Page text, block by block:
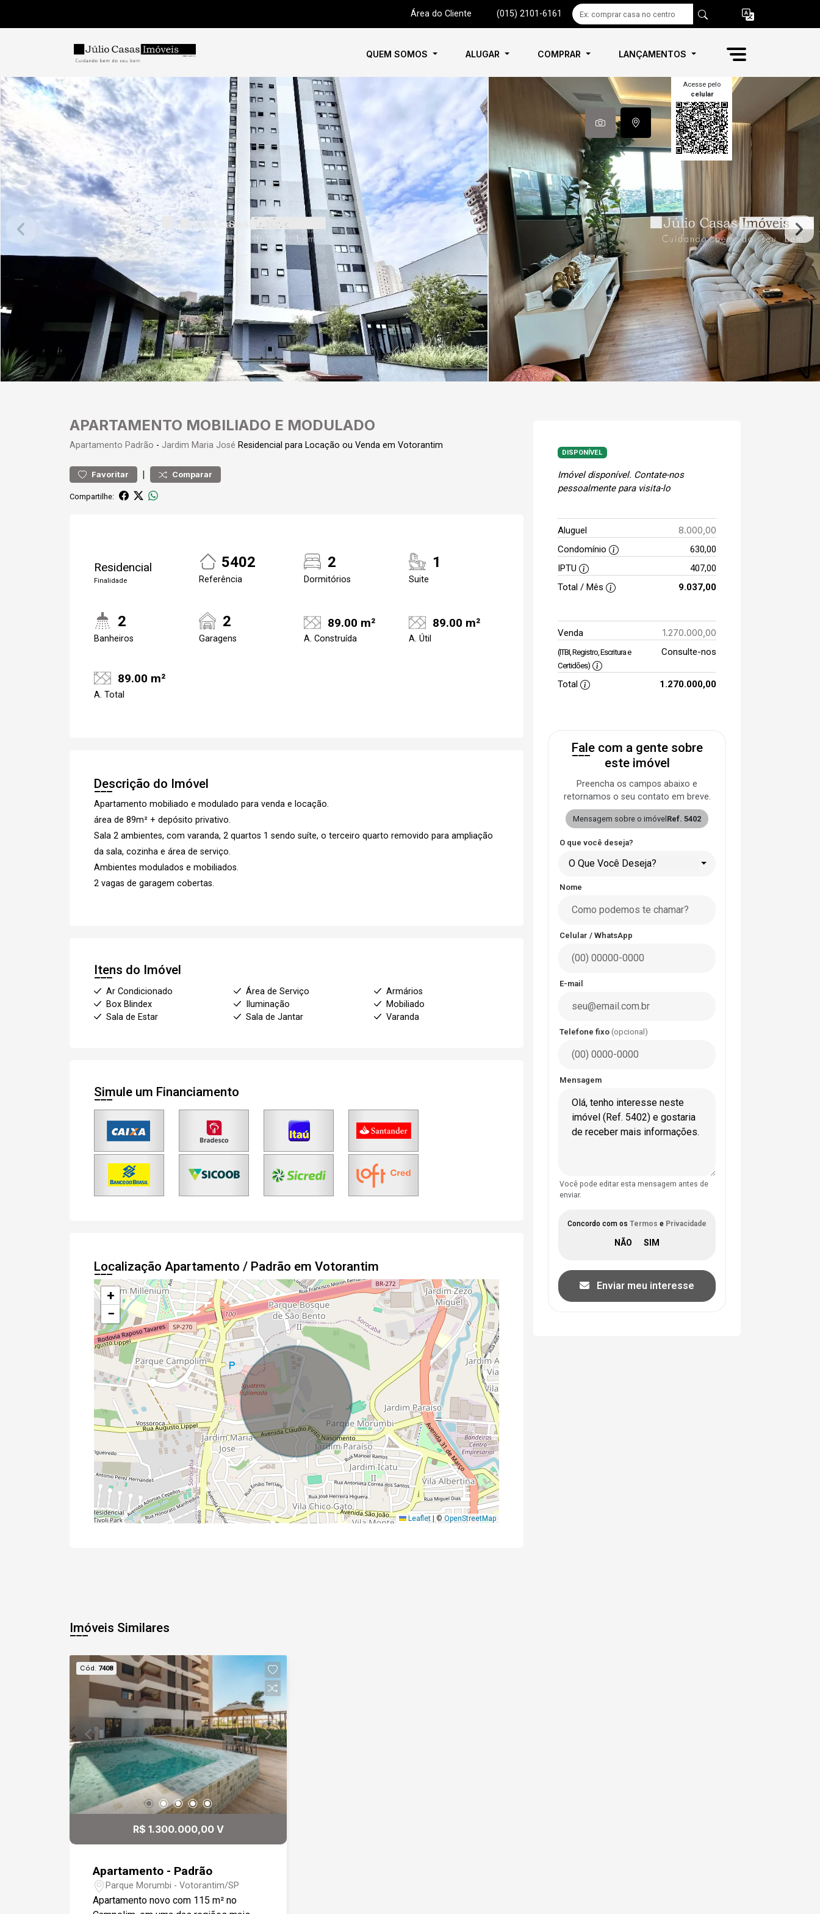
Área do Cliente (015) 2101-6161
QUEM SOMOS ALUGAR COMPRAR LANÇAMENTOS
Acesse pelo
celular
APARTAMENTO MOBILIADO E MODULADO
Apartamento Padrão - Jardim Maria José Residencial para Locação ou Venda em Votorantim
Favoritar | Comparar
Compartilhe:
Residencial
Finalidade
5402
Referência
2
Dormitórios
1
Suite
2
Banheiros
2
Garagens
89.00 m²
A. Construída
89.00 m²
A. Útil
89.00 m²
A. Total
Descrição do Imóvel
Apartamento mobiliado e modulado para venda e locação.
área de 89m² + depósito privativo.
Sala 2 ambientes, com varanda, 2 quartos 1 sendo suíte, o terceiro quarto removido para ampliação
da sala, cozinha e área de serviço.
Ambientes modulados e mobiliados.
2 vagas de garagem cobertas.
Itens do Imóvel
Ar Condicionado Área de Serviço
Armários
Box Blindex
Iluminação
Mobiliado
Sala de Estar
Sala de Jantar Varanda
Simule um Financiamento
Localização Apartamento / Padrão em Votorantim
+
−
Leaflet | © OpenStreetMap
DISPONÍVEL
Imóvel disponível. Contate-nos
pessoalmente para visita-lo
Aluguel 8.000,00
Condomínio
630,00
IPTU
407,00
Total / Mês
9.037,00
Venda 1.270.000,00
(ITBI, Registro, Escritura e
Certidões)
Consulte-nos
Total 1.270.000,00
Fale com a gente sobre
este imóvel
Preencha os campos abaixo e
retornamos o seu contato em breve.
Mensagem sobre o imóvel Ref. 5402
O que você deseja?
O Que Você Deseja?
Nome
Celular / WhatsApp
E-mail
Telefone fixo (opcional)
Mensagem
Você pode editar esta mensagem antes de
enviar.
Concordo com os Termos e Privacidade
Enviar meu interesse
Imóveis Similares
Cód. 7408
R$ 1.300.000,00 V
Apartamento - Padrão
Parque Morumbi - Votorantim/SP
Apartamento novo com 115 m² no